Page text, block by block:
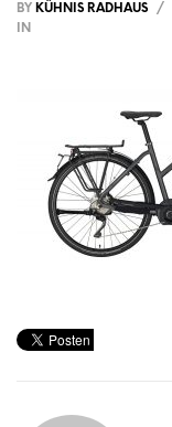
BY KÜHNIS RADHAUS /
IN